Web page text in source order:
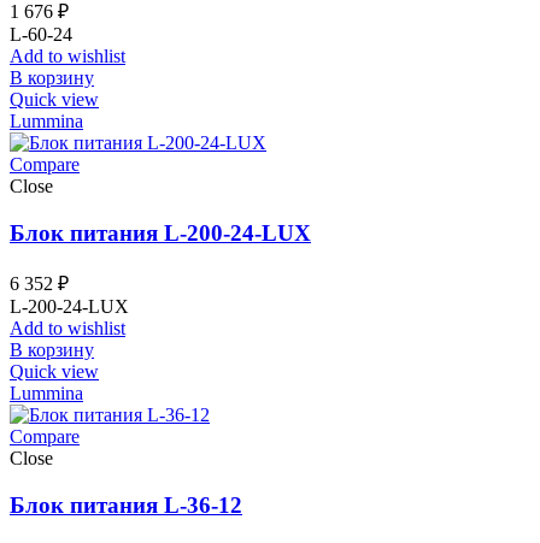
1 676 ₽
L-60-24
Add to wishlist
В корзину
Quick view
Lummina
Compare
Close
Блок питания L-200-24-LUX
6 352 ₽
L-200-24-LUX
Add to wishlist
В корзину
Quick view
Lummina
Compare
Close
Блок питания L-36-12